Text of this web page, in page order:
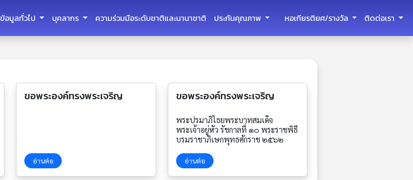
ข้อมูลทั่วไป บุคลากร ความร่วมมือระดับชาติและนานาชาติ ประกันคุณภาพ หอเกียรติยศ/รางวัล ติดต่อเรา
ขอพระองค์ทรงพระเจริญ
อ่านต่อ
ขอพระองค์ทรงพระเจริญ
พระปรมาภิไธยพระบาทสมเด็จ
พระเจ้าอยู่หัว รัชกาลที่ ๑๐ พระราชพิธี
บรมราชาภิเษกพุทธศักราช ๒๕๖๒
อ่านต่อ